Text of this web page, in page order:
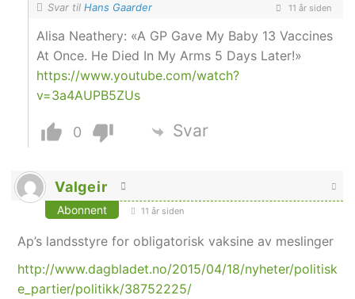
Svar tilHans Gaarder 11 år siden
Alisa Neathery: «A GP Gave My Baby 13 Vaccines
At Once. He Died In My Arms 5 Days Later!»
https://www.youtube.com/watch?
v=3a4AUPB5ZUs
0 Svar
Valgeir
Abonnent 11 år siden
Ap’s landsstyre for obligatorisk vaksine av meslinger
http://www.dagbladet.no/2015/04/18/nyheter/politisk
e_partier/politikk/38752225/